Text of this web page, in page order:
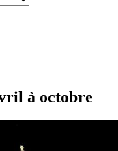
à octobre